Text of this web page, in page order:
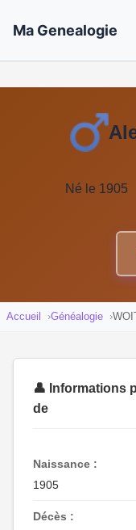
Ma Genealogie
Né le 1905
Accueil Généalogie
👤 Informations
de
Naissance :
1905
Décès :